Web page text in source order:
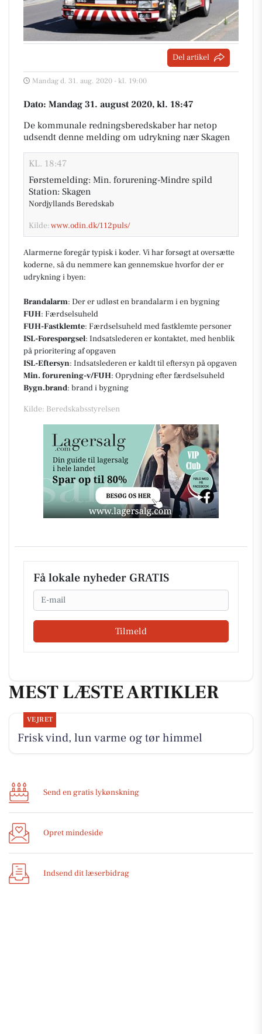
Del artikel
Mandag d. 31. aug. 2020 - kl. 19:00
Dato: Mandag 31. august 2020, kl. 18:47
De kommunale redningsberedskaber har netop
udsendt denne melding om udrykning nær Skagen
KL. 18:47
Førstemelding: Min. forurening-Mindre spild
Station: Skagen
Nordjyllands Beredskab
Kilde:www.odin.dk/112puls/
Alarmerne foregår typisk i koder. Vi har forsøgt at oversætte
koderne, så du nemmere kan gennemskue hvorfor der er
udrykning i byen:
Brandalarm: Der er udløst en brandalarm i en bygning
FUH: Færdselsuheld
FUH-Fastklemte: Færdselsuheld med fastklemte personer
ISL-Forespørgsel: Indsatslederen er kontaktet, med henblik
på prioritering af opgaven
ISL-Eftersyn: Indsatslederen er kaldt til eftersyn på opgaven
Min. forurening-v/FUH: Oprydning efter færdselsuheld
Bygn.brand: brand i bygning
Kilde: Beredskabsstyrelsen
Få lokale nyheder GRATIS
Email
Tilmeld
MEST LÆSTE ARTIKLER
VEJRET
Frisk vind, lun varme og tør himmel
Send en gratis lykønskning
Opret mindeside
Indsend dit læserbidrag